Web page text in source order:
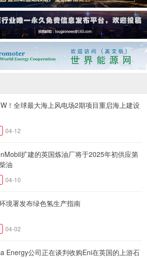
！全球最大海上风电场2期项目重启海上建设
04-12
扩建的英国炼油厂将于2025年初供应第
油
04-10
境署发布绿色氢生产指南
04-02
Energy公司正在谈判收购Eni在英国的上游石